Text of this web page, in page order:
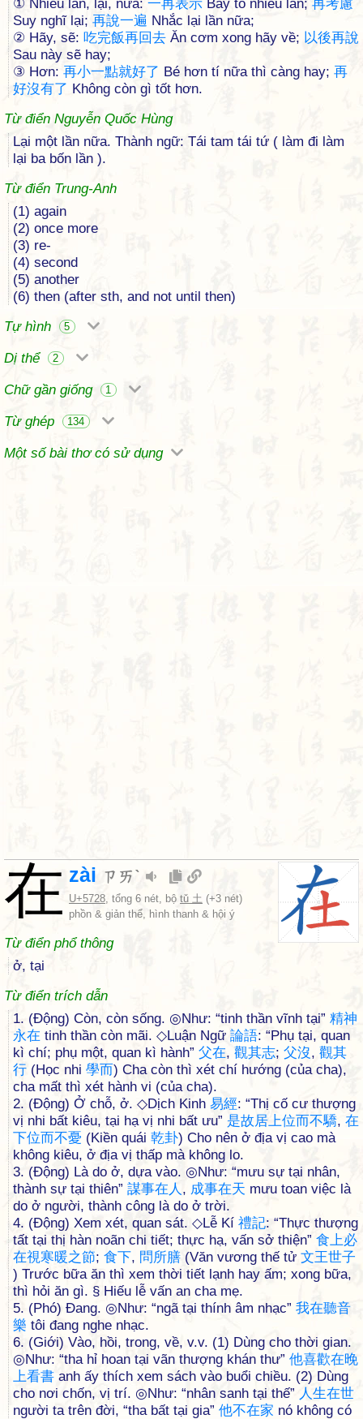
① Nhiều lần, lại, nữa: 一再表示 Bày tỏ nhiều lần; 再考慮
Suy nghĩ lại; 再說一遍 Nhắc lại lần nữa;
② Hãy, sẽ: 吃完飯再回去 Ăn cơm xong hãy về; 以後再說
Sau này sẽ hay;
③ Hơn: 再小一點就好了 Bé hơn tí nữa thì càng hay; 再
好沒有了 Không còn gì tốt hơn.
Từ điển Nguyễn Quốc Hùng
Lại một lần nữa. Thành ngữ: Tái tam tái tứ ( làm đi làm
lại ba bốn lần ).
Từ điển Trung-Anh
(1) again
(2) once more
(3) re-
(4) second
(5) another
(6) then (after sth, and not until then)
Tự hình
5
Dị thể 2
Chữ gần giống 1
Từ ghép 134
Một số bài thơ có sử dụng
在 zài ㄗㄞˋ
U+5728, tổng 6 nét, bộ tǔ 土 (+3 nét)
phồn & giản thể, hình thanh & hội ý
Từ điển phổ thông
ở, tại
Từ điển trích dẫn
1. (Động) Còn, còn sống. ◎Như: “tinh thần vĩnh tại” 精神
永在 tinh thần còn mãi. ◇Luận Ngữ 論語: “Phụ tại, quan
kì chí; phụ một, quan kì hành” 父在, 觀其志; 父沒, 觀其
行 (Học nhi 學而) Cha còn thì xét chí hướng (của cha),
cha mất thì xét hành vi (của cha).
2. (Động) Ở chỗ, ở. ◇Dịch Kinh 易經: “Thị cố cư thượng
vị nhi bất kiêu, tại hạ vị nhi bất ưu” 是故居上位而不驕, 在
下位而不憂 (Kiền quái 乾卦) Cho nên ở địa vị cao mà
không kiêu, ở địa vị thấp mà không lo.
3. (Động) Là do ở, dựa vào. ◎Như: “mưu sự tại nhân,
thành sự tại thiên” 謀事在 人 , 成事在天 mưu toan việc là
do ở người, thành công là do ở trời.
4. (Động) Xem xét, quan sát. ◇Lễ Kí 禮記: “Thực thượng
tất tại thị hàn noãn chi tiết; thực hạ, vấn sở thiện” 食上必
在視寒暖之節; 食下, 問所膳 (Văn vương thế tử 文王世子
) Trước bữa ăn thì xem thời tiết lạnh hay ấm; xong bữa,
thì hỏi ăn gì. § Hiếu lễ vấn an cha mẹ.
5. (Phó) Đang. ◎Như: “ngã tại thính âm nhạc” 我在聽音
樂 tôi đang nghe nhạc.
6. (Giới) Vào, hồi, trong, về, v.v. (1) Dùng cho thời gian.
◎Như: “tha hỉ hoan tại vãn thượng khán thư” 他喜歡在晚
上看書 anh ấy thích xem sách vào buổi chiều. (2) Dùng
cho nơi chốn, vị trí. ◎Như: “nhân sanh tại thế” 人生在世
người ta trên đời, “tha bất tại gia” 他不在家 nó không có